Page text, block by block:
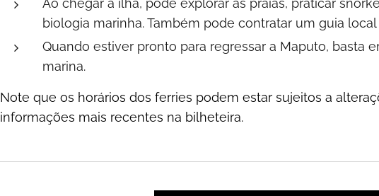
Ao chegar à ilha, pode explorar as praias, praticar
biologia marinha. Também pode contratar um guia
Quando estiver pronto para regressar a Maputo, basta
marina.
Note que os horários dos ferries podem estar sujeitos a
informações mais recentes na bilheteira.